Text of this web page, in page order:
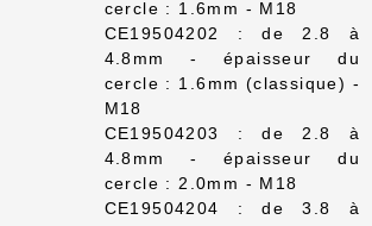
cercle : 1.6mm - M18
CE19504202 : de 2.8 à
4.8mm - épaisseur du
cercle : 1.6mm (classique) -
M18
CE19504203 : de 2.8 à
4.8mm - épaisseur du
cercle : 2.0mm - M18
CE19504204 : de 3.8 à